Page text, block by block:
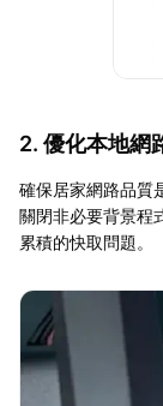
2. 優化本地網
確保居家網路品質
關閉非必要背景程
累積的快取問題。